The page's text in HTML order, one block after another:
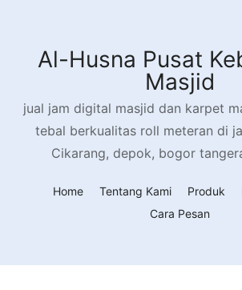
Al-Husna Pusat
Masjid
jual jam digital masjid dan karpet
tebal berkualitas roll meteran di
Cikarang, depok, bogor
Home Tentang Kami Produk
Cara Pesan